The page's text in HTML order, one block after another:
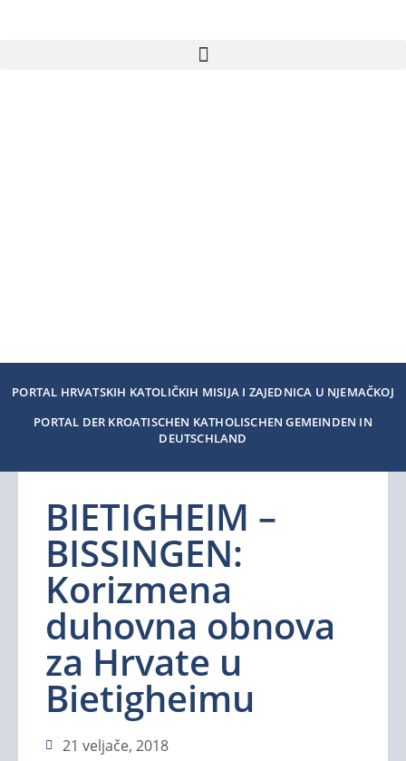
PORTAL HRVATSKIH KATOLIČKIH MISIJA I ZAJEDNICA U NJEMAČKOJ
PORTAL DER KROATISCHEN KATHOLISCHEN GEMEINDEN IN
DEUTSCHLAND
BIETIGHEIM –
BISSINGEN:
Korizmena
duhovna obnova
za Hrvate u
Bietigheimu
21 veljače, 2018